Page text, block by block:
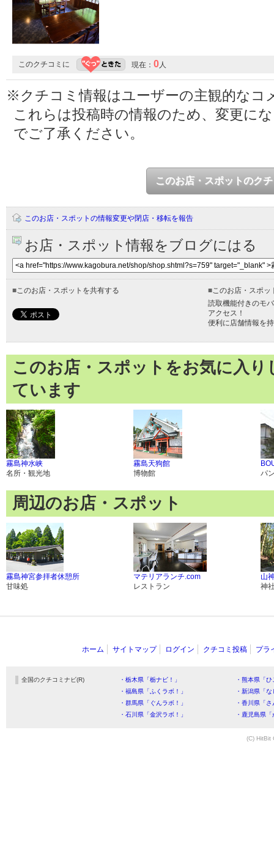
このクチコミに 現在： 0人
※クチコミ情報はユーザーの主観的なコ
これらは投稿時の情報のため、変更に
でご了承ください。
このお店・スポットのク
このお店・スポットの情報変更や閉店・移転を報告
お店・スポット情報をブログにはる
■このお店・スポットを共有する ■このお店・スポッ
読取機能付きのモ
アクセス！
便利に店舗情報を
このお店・スポットをお気に入
ています
霧島神水峡
名所・観光地
霧島天狗館
博物館
パ
周辺のお店・スポット
霧島神宮参拝者休憩所
甘味処
マテリアランチ.com
レストラン
山
神
ホーム サイトマップ ログイン クチコミ投稿 プラ
全国のクチコミナビ(R) ・栃木県「栃ナビ！」
・熊本県「
・福島県「ふくラボ！」
・新潟県「
・群馬県「ぐんラボ！」
・香川県「
・石川県「金沢ラボ！」
・鹿児島県
(C) HitBit